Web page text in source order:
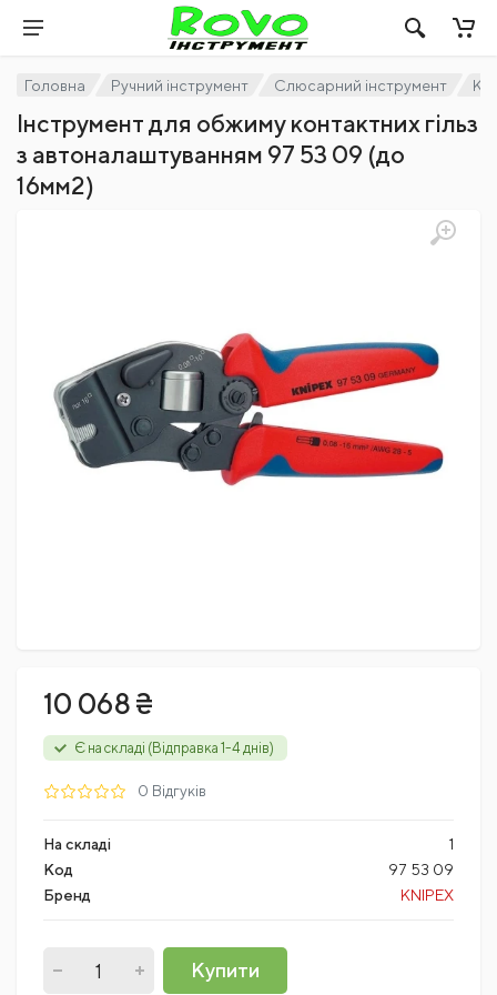
Головна Ручний інструмент Слюсарний інструмент
Інструмент для обжиму контактних гільз
з автоналаштуванням 97 53 09 (до
16мм2)
10 068 ₴
Є на складі (Відправка 1-4 днів)
0 Відгуків
На складі
1
Код
97 53 09
Бренд
KNIPEX
Купити